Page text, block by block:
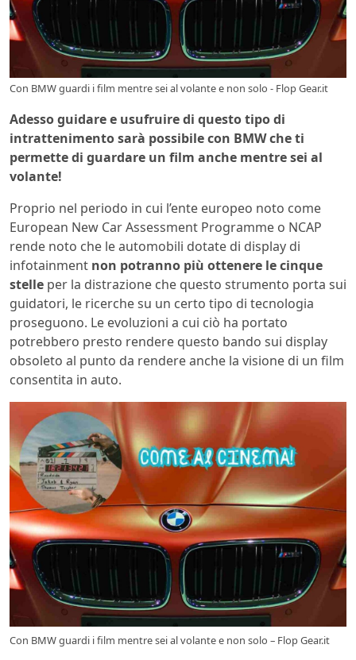
Con BMW guardi i film mentre sei al volante e non solo - Flop Gear.it
Adesso guidare e usufruire di questo tipo di
intrattenimento sarà possibile con BMW che ti
permette di guardare un film anche mentre sei al
volante!
Proprio nel periodo in cui l’ente europeo noto come
European New Car Assessment Programme o NCAP
rende noto che le automobili dotate di display di
infotainment non potranno più ottenere le cinque
stelle per la distrazione che questo strumento porta sui
guidatori, le ricerche su un certo tipo di tecnologia
proseguono. Le evoluzioni a cui ciò ha portato
potrebbero presto rendere questo bando sui display
obsoleto al punto da rendere anche la visione di un film
consentita in auto.
Con BMW guardi i film mentre sei al volante e non solo – Flop Gear.it